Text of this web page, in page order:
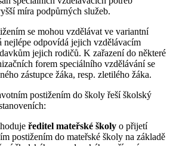
míra podpůrných služeb.
se mohou vzdělávat ve variantní
nejlépe odpovídá jejich vzdělávacím
jejich rodičů. K zařazení do některé
forem speciálního vzdělávání se
zástupce žáka, resp. zletilého žáka.
postižením do školy řeší školský
ředitel mateřské školy o přijetí
postižením do mateřské školy na základě